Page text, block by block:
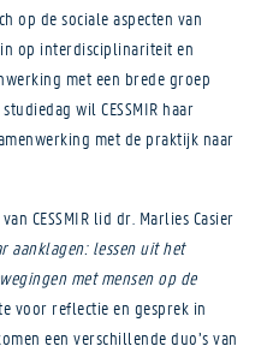
op de sociale aspecten van
op interdisciplinariteit en
met een brede groep
wil CESSMIR haar
met de praktijk naar
CESSMIR lid dr. Marlies Casier
aanklagen: lessen uit het
met mensen op de
voor reflectie en gesprek in
een verschillende duo’s van